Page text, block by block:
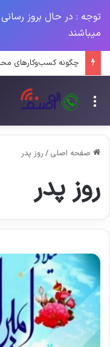
توجه : در حال بروز
میباشند
چگونه کسب‌وکارهای
منو
صفحه اصلی / روز پدر
روز پدر